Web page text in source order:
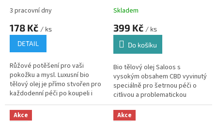
3 pracovní dny
178 Kč / ks
DETAIL
Růžové potěšení pro vaši
pokožku a mysl. Luxusní bio
tělový olej je přímo stvořen pro
každodenní péči po koupeli i
romantickou masáž.
Skladem
399 Kč / ks
Do košíku
Bio tělový olej Saloos s
vysokým obsahem CBD vyvinutý
speciálně pro šetrnou péči o
citlivou a problematickou
pokožku se sklonem k akné,
ekzému či lupénce.
Akce
Akce